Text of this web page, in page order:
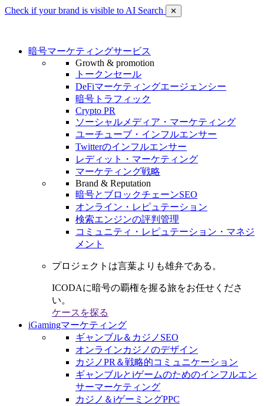
Check if your brand is visible to AI Search ✕
暗号マーケティングサービス
Growth & promotion
トークンセール
DeFiマーケティングエージェンシー
暗号トラフィック
Crypto PR
ソーシャルメディア・マーケティング
ユーチューブ・インフルエンサー
Twitterのインフルエンサー
レディット・マーケティング
マーケティング戦略
Brand & Reputation
暗号とブロックチェーンSEO
オンライン・レピュテーション
検索エンジンの評判管理
コミュニティ・レピュテーション・マネジ
メント
プロジェクトは言葉よりも雄弁である。
ICODAに暗号の覇権を握る旅をお任せくださ
い。
ケースを探る
iGamingマーケティング
ギャンブル＆カジノSEO
オンラインカジノのデザイン
カジノPR＆戦略的コミュニケーション
ギャンブルとiゲームのためのインフルエン
サーマーケティング
カジノ＆iゲーミングPPC